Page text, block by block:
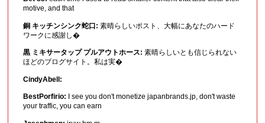
motive, and that
銅 キッチンシンク蛇口: 素晴らしいポスト、大幅にあなたのハード
ワークに感謝し�
黒 ミキサータップ プルアウトホース: 素晴らしいとも信じられない
ほどのブログサイト。私は実�
CindyAbell:
BestPorfirio:
I see you don't monetize japanbrands.jp, don't waste
your traffic, you can earn